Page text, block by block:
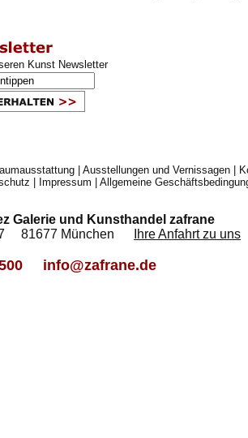
Kunst Newsletter
Ausstellungen und Vernissagen
Impressum Allgemeine
Galerie und Kunsthandel zafrane
7 81677 München
Ihre Anfahrt zu uns
info@zafrane.de